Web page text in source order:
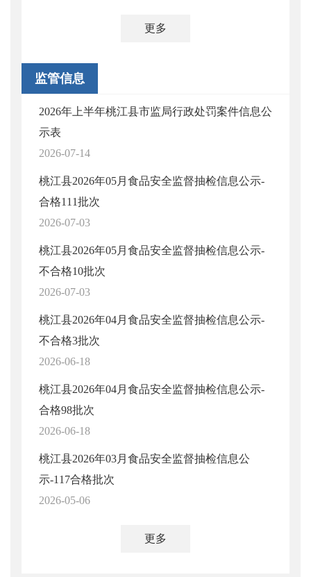
更多
监管信息
2026年上半年桃江县市监局行政处罚案件信息公
示表
2026-07-14
桃江县2026年05月食品安全监督抽检信息公示-
合格111批次
2026-07-03
桃江县2026年05月食品安全监督抽检信息公示-
不合格10批次
2026-07-03
桃江县2026年04月食品安全监督抽检信息公示-
不合格3批次
2026-06-18
桃江县2026年04月食品安全监督抽检信息公示-
合格98批次
2026-06-18
桃江县2026年03月食品安全监督抽检信息公
示-117合格批次
2026-05-06
更多